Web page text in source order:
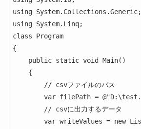
using System.Collections.Generic;
using System.Linq;
class Program
{